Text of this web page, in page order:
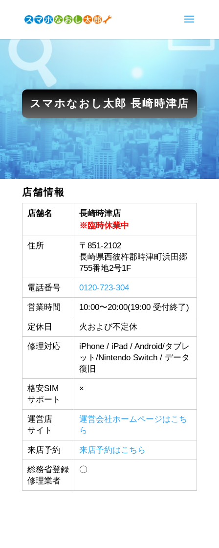
スマホなおし太郎 長崎時津店
店舗情報
店舗名
長崎時津店
※臨時休業中
住所
〒851-2102
長崎県西彼杵郡時津町浜田郷
755番地2号1F
電話番号 0120-723-304
営業時間 10:00〜20:00(19:00 受付終了)
定休日 火および不定休
修理対応
iPhone / iPad / Android/タブレ
ット/Nintendo Switch / データ
復旧
格安SIM
サポート
×
運営店
サイト
運営会社ホームページはこち
ら
来店予約 来店予約はこちら
総務省登録
修理業者
〇